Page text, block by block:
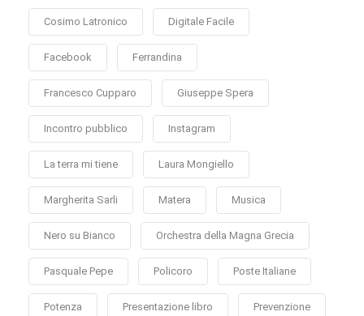
Cosimo Latronico Digitale Facile
Facebook Ferrandina
Francesco Cupparo Giuseppe Spera
Incontro pubblico Instagram
La terra mi tiene Laura Mongiello
Margherita Sarli Matera Musica
Nero su Bianco Orchestra della Magna Grecia
Pasquale Pepe Policoro Poste Italiane
Potenza Presentazione libro Prevenzione